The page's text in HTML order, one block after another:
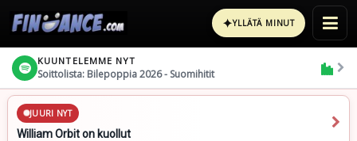
✦YLLÄTÄ MINUT
KUUNTELEMME NYT
Soittolista: Bilepoppia 2026 - Suomihitit
JUURI NYT
William Orbit on kuollut